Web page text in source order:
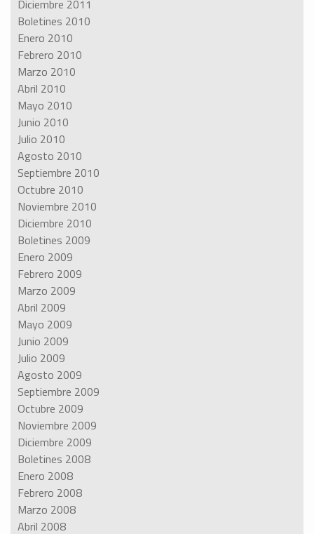
Diciembre 2011
Boletines 2010
Enero 2010
Febrero 2010
Marzo 2010
Abril 2010
Mayo 2010
Junio 2010
Julio 2010
Agosto 2010
Septiembre 2010
Octubre 2010
Noviembre 2010
Diciembre 2010
Boletines 2009
Enero 2009
Febrero 2009
Marzo 2009
Abril 2009
Mayo 2009
Junio 2009
Julio 2009
Agosto 2009
Septiembre 2009
Octubre 2009
Noviembre 2009
Diciembre 2009
Boletines 2008
Enero 2008
Febrero 2008
Marzo 2008
Abril 2008